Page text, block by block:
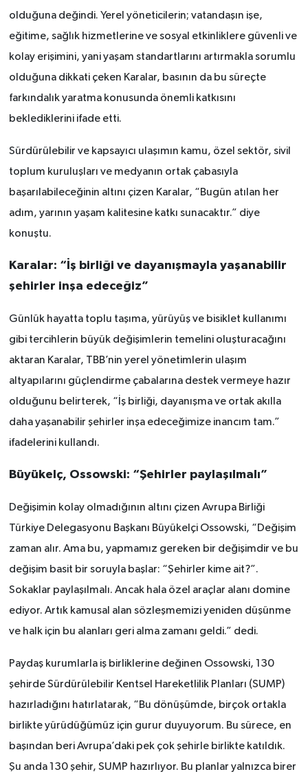
olduğuna değindi. Yerel yöneticilerin; vatandaşın işe,
eğitime, sağlık hizmetlerine ve sosyal etkinliklere güvenli ve
kolay erişimini, yani yaşam standartlarını artırmakla sorumlu
olduğuna dikkati çeken Karalar, basının da bu süreçte
farkındalık yaratma konusunda önemli katkısını
beklediklerini ifade etti.
Sürdürülebilir ve kapsayıcı ulaşımın kamu, özel sektör, sivil
toplum kuruluşları ve medyanın ortak çabasıyla
başarılabileceğinin altını çizen Karalar, “Bugün atılan her
adım, yarının yaşam kalitesine katkı sunacaktır.” diye
konuştu.
Karalar: “İş birliği ve dayanışmayla yaşanabilir
şehirler inşa edeceğiz”
Günlük hayatta toplu taşıma, yürüyüş ve bisiklet kullanımı
gibi tercihlerin büyük değişimlerin temelini oluşturacağını
aktaran Karalar, TBB’nin yerel yönetimlerin ulaşım
altyapılarını güçlendirme çabalarına destek vermeye hazır
olduğunu belirterek, “İş birliği, dayanışma ve ortak akılla
daha yaşanabilir şehirler inşa edeceğimize inancım tam.”
ifadelerini kullandı.
Büyükelç, Ossowski: “Şehirler paylaşılmalı”
Değişimin kolay olmadığının altını çizen Avrupa Birliği
Türkiye Delegasyonu Başkanı Büyükelçi Ossowski, “Değişim
zaman alır. Ama bu, yapmamız gereken bir değişimdir ve bu
değişim basit bir soruyla başlar: “Şehirler kime ait?”.
Sokaklar paylaşılmalı. Ancak hala özel araçlar alanı domine
ediyor. Artık kamusal alan sözleşmemizi yeniden düşünme
ve halk için bu alanları geri alma zamanı geldi.” dedi.
Paydaş kurumlarla iş birliklerine değinen Ossowski, 130
şehirde Sürdürülebilir Kentsel Hareketlilik Planları (SUMP)
hazırladığını hatırlatarak, “Bu dönüşümde, birçok ortakla
birlikte yürüdüğümüz için gurur duyuyorum. Bu sürece, en
başından beri Avrupa’daki pek çok şehirle birlikte katıldık.
Şu anda 130 şehir, SUMP hazırlıyor. Bu planlar yalnızca birer